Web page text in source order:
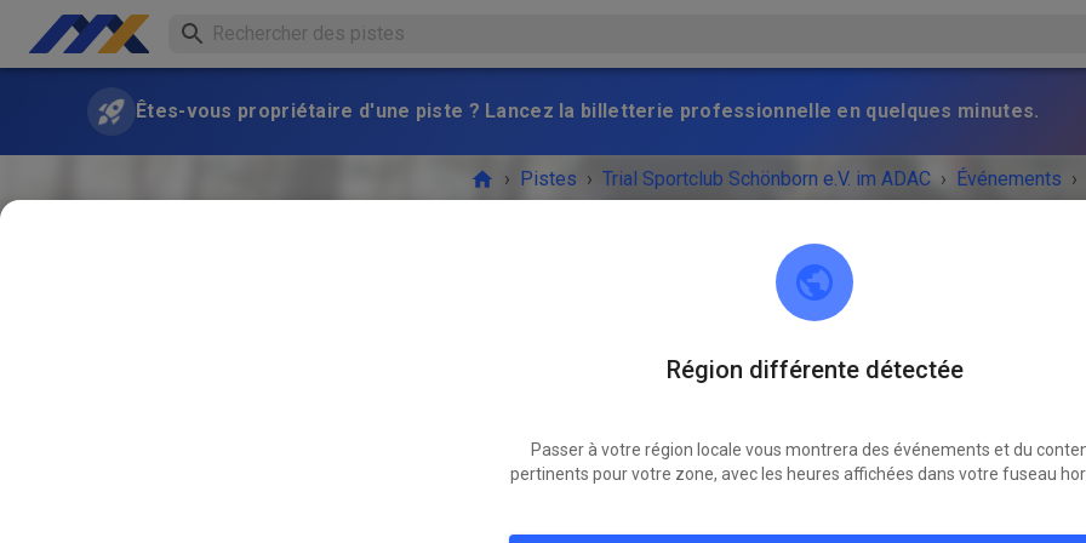
Êtes-vous propriétaire d'une piste ? Lancez la billetterie professionnelle en quelques minutes.
› Pistes › Trial Sportclub Schönborn e.V. im ADAC › Événements ›
Freies Training
Trial Sportclub Schönborn e.V. im ADAC
03253 Schönborn
28
Freies Training
samedi 08:00- 20:00
Région différente détectée
Passer à votre région locale vous montrera des événements et du
pertinents pour votre zone, avec les heures affichées dans votre fuseau